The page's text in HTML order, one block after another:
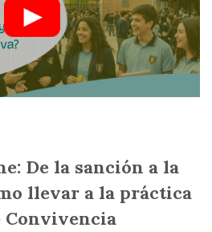
De la sanción a la
llevar a la práctica
Convivencia